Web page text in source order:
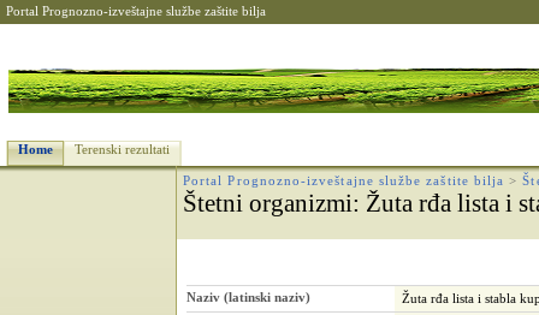
Portal Prognozno-izveštajne službe zaštite bilja
Home Terenski rezultati
Portal Prognozno-izveštajne službe zaštite bilja >
Štetni organizmi: Žuta rđa lista i
Naziv (latinski naziv)
Žuta rđa lista i stabla